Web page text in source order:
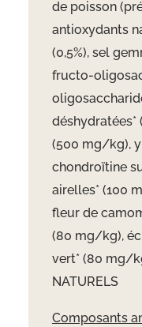
de poisson
antioxydants
(0,5%), sel
fructo-
(500 mg/kg),
chondroïtine
airelles* (100
fleur de
(80 mg/kg),
vert* (80 mg/
NATURELS
Composants